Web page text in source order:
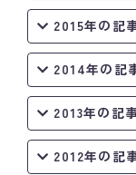
2015年の記
2014年の記
2013年の記
2012年の記